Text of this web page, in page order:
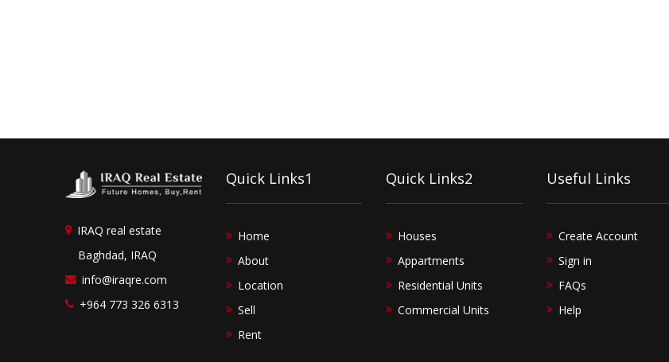
IRAQ real estate
Baghdad, IRAQ
info@iraqre.com
+964 773 326 6313
Quick Links1
Home
About
Location
Sell
Rent
Quick Links2
Houses
Appartments
Residential Units
Commercial Units
Useful Links
Create Account
Sign in
FAQs
Help